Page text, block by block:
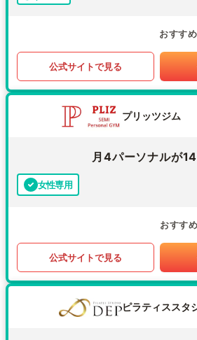
おすす
公式サイトで見る
プリッツジム
月4パーソナルが
女性専用
おすす
公式サイトで見る
ピラティススタ